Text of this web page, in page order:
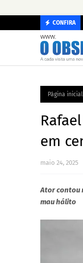
CONFIRA
Página inicial
em
maio 24, 2025
Ator contou
mau hálito